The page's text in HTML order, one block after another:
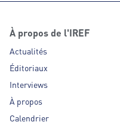
À propos de l'IREF
Actualités
Éditoriaux
Interviews
À propos
Calendrier